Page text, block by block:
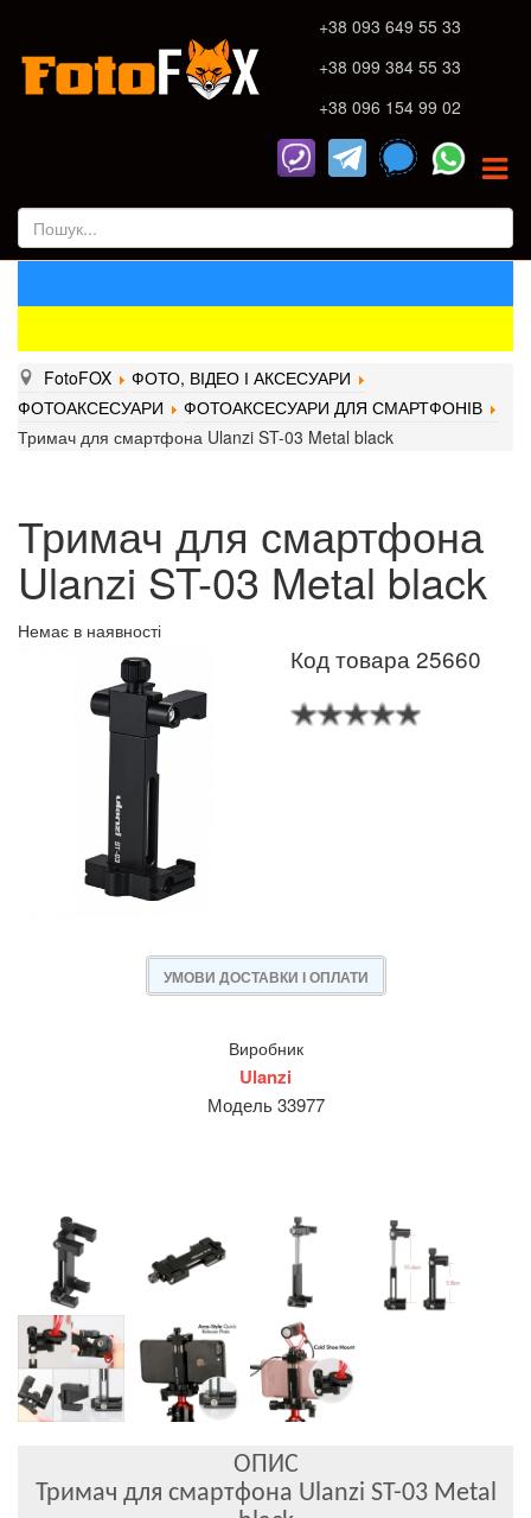
+38 093 649 55 33
+38 099 384 55 33
+38 096 154 99 02
FotoFOX
ФОТО, ВІДЕО І АКСЕСУАРИ
ФОТОАКСЕСУАРИ
ФОТОАКСЕСУАРИ ДЛЯ СМАРТФОНІВ
Тримач для смартфона Ulanzi ST-03 Metal black
Тримач для смартфона
Ulanzi ST-03 Metal black
Немає в наявності
Код товара 25660
УМОВИ ДОСТАВКИ І ОПЛАТИ
Виробник
Ulanzi
Модель 33977
ОПИС
Тримач для смартфона Ulanzi ST-03 Metal